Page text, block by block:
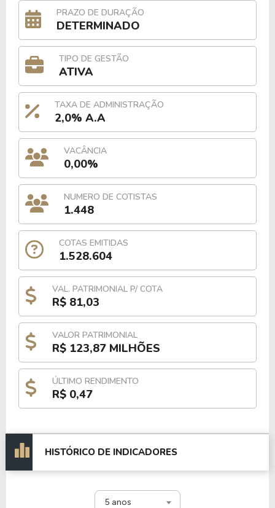
PRAZO DE DURAÇÃO
DETERMINADO
TIPO DE GESTÃO
ATIVA
TAXA DE ADMINISTRAÇÃO
2,0% A.A
VACÂNCIA
0,00%
NUMERO DE COTISTAS
1.448
COTAS EMITIDAS
1.528.604
VAL. PATRIMONIAL P/ COTA
R$ 81,03
VALOR PATRIMONIAL
R$ 123,87 MILHÕES
ÚLTIMO RENDIMENTO
R$ 0,47
HISTÓRICO DE INDICADORES
5 anos